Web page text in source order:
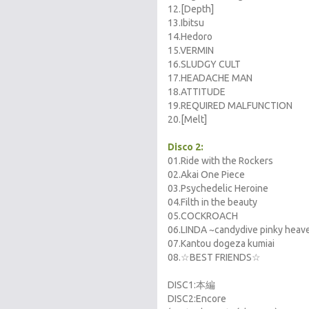
12.[Depth]
13.Ibitsu
14.Hedoro
15.VERMIN
16.SLUDGY CULT
17.HEADACHE MAN
18.ATTITUDE
19.REQUIRED MALFUNCTION
20.[Melt]
Disco 2:
01.Ride with the Rockers
02.Akai One Piece
03.Psychedelic Heroine
04.Filth in the beauty
05.COCKROACH
06.LINDA ~candydive pinky
07.Kantou dogeza kumiai
08.☆BEST FRIENDS☆
DISC1:本編
DISC2:Encore